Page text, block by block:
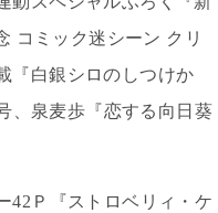
コミック迷シーン クリ
白銀シロのしつけか
、泉麦歩『恋する向日葵
42 Ｐ『ストロベリィ・ケ